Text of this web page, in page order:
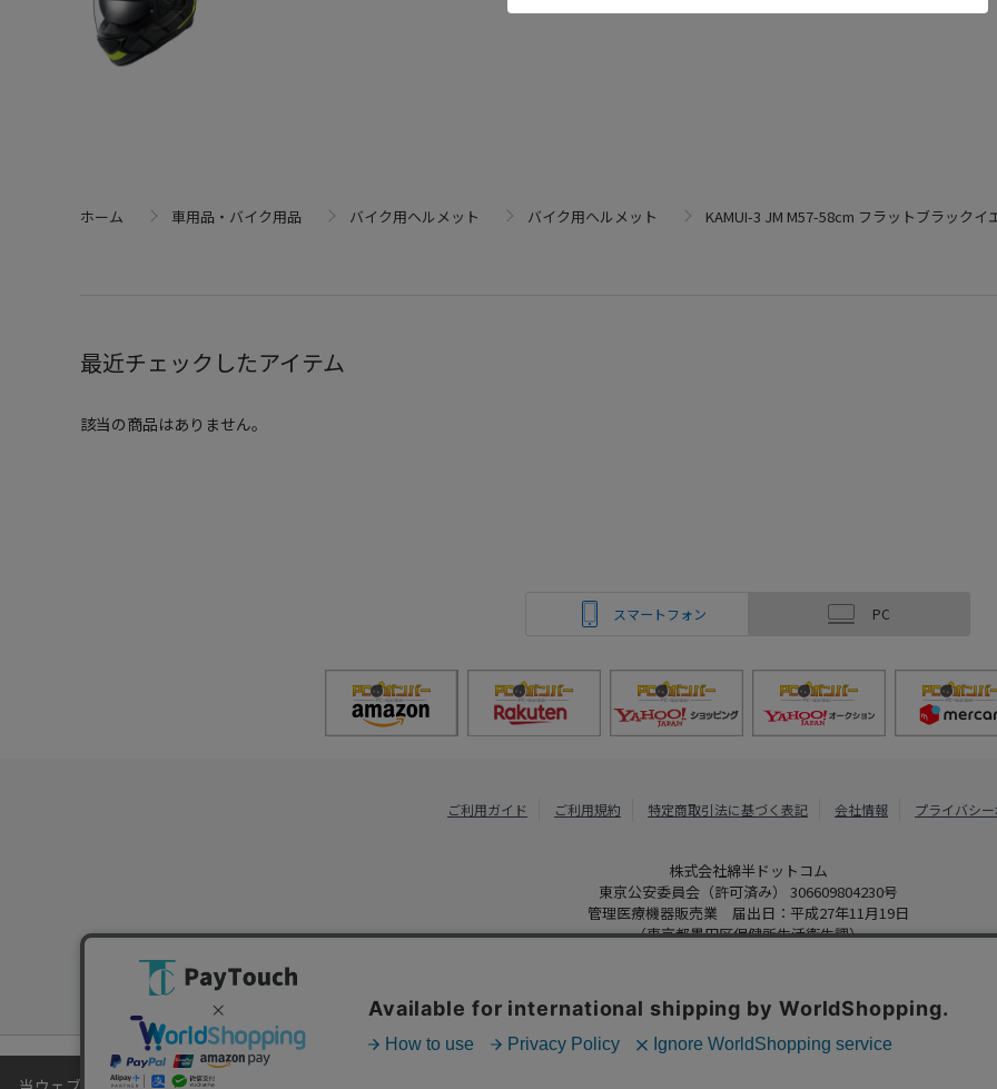
ホーム 車用品・バイク用品 バイク用ヘルメット バイク用ヘルメット KAMUI-3 JM M57-58cm フラットブラックイ
最近チェックしたアイテム
該当の商品はありません。
スマートフォン PC
ご利用ガイド ご利用規約 特定商取引法に基づく表記 会社情報 プライバシ
株式会社綿半ドットコム
東京公安委員会（許可済み） 306609804230号
管理医療機器販売業 届出日：平成27年11月19日
（東京都墨田区保健所生活衛生課）
Copyright 2022Watahan.com Co., Ltd. Powered by Watahan